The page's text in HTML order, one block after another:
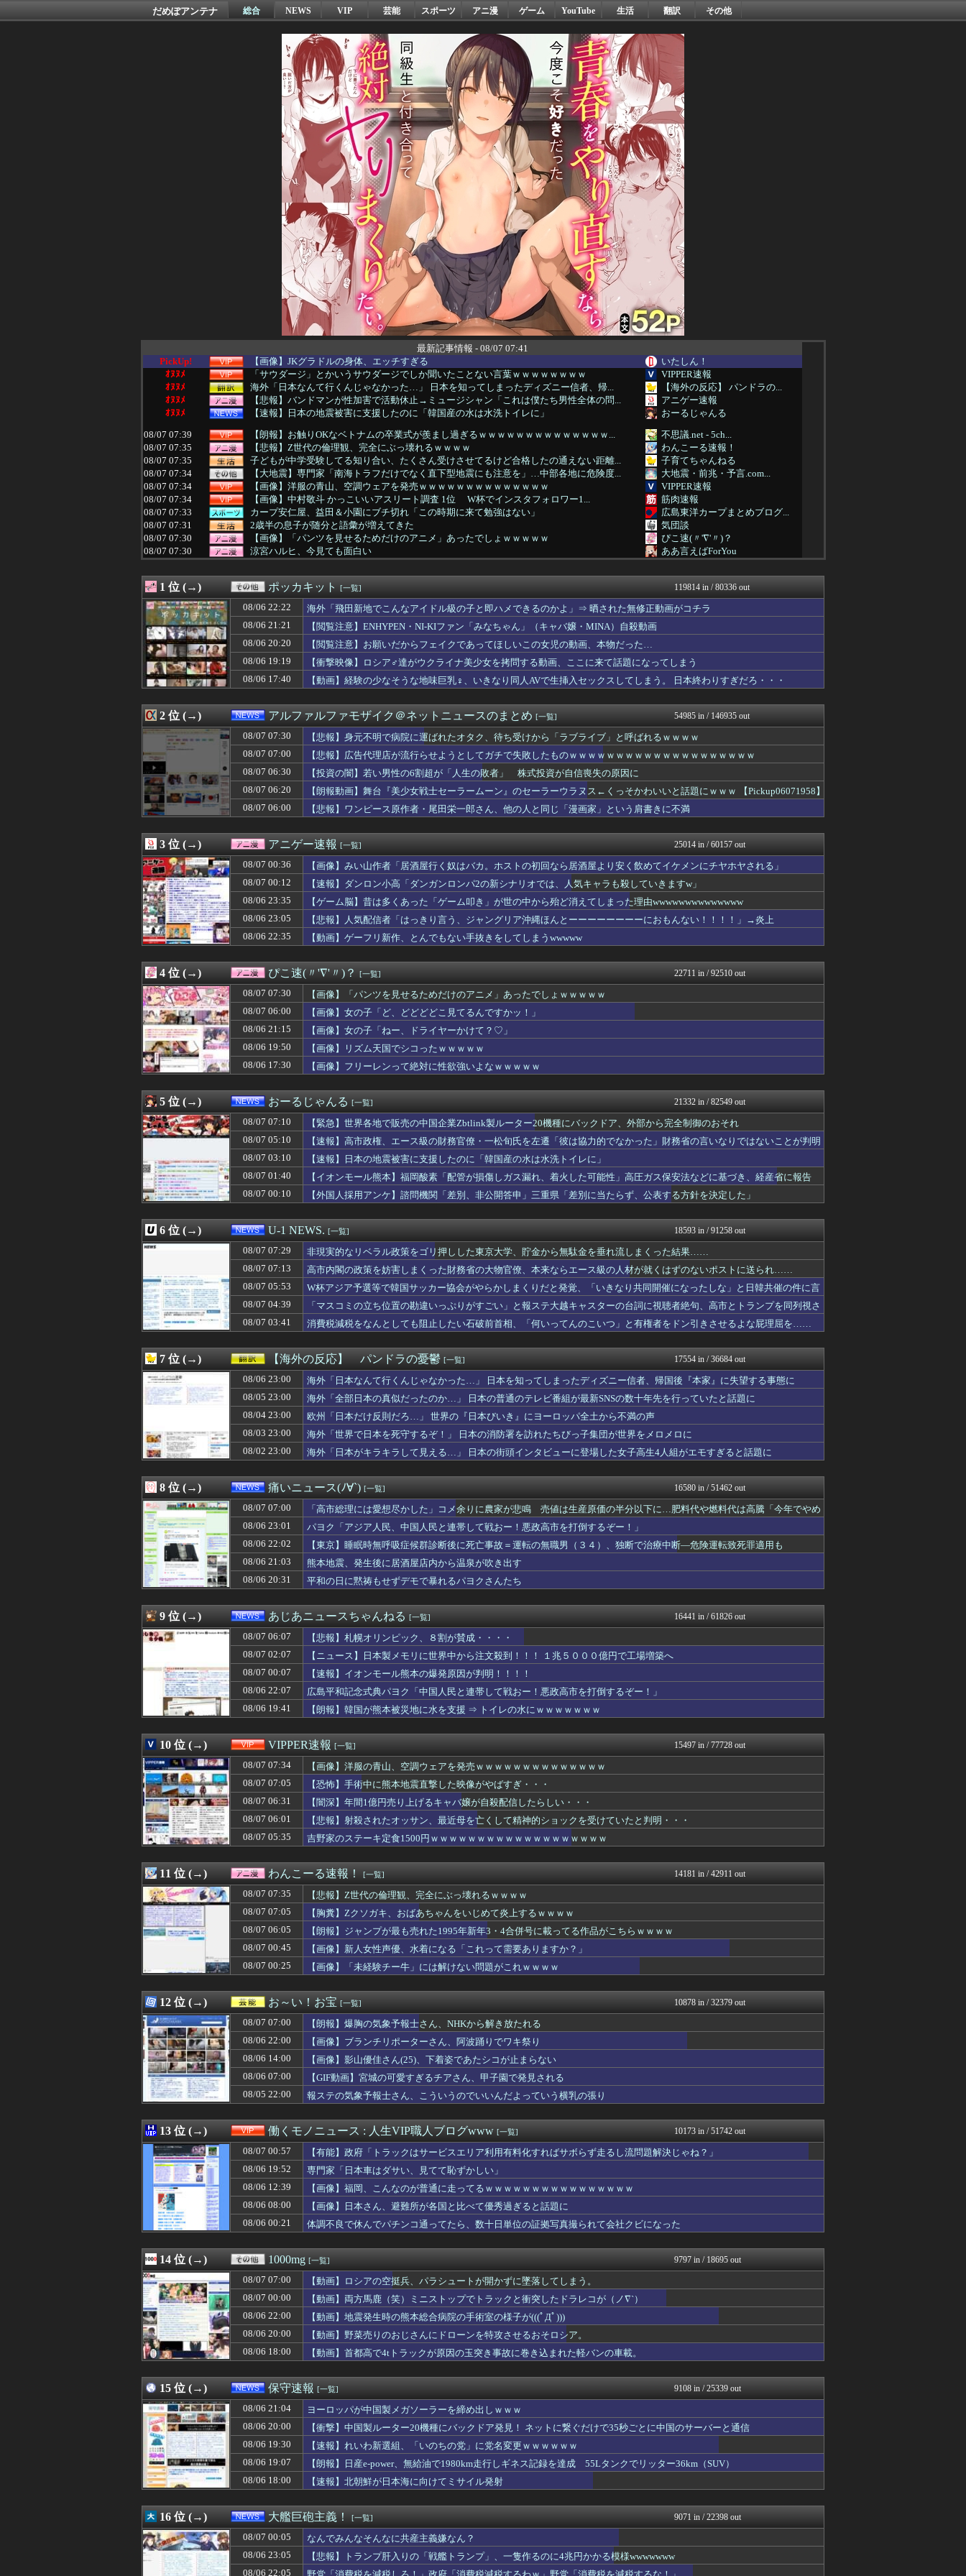
だめぽアンテナ 総合 NEWS VIP 芸能 スポーツ アニ漫 ゲーム YouTube 生活 翻訳 その他
最新記事情報 - 08/07 07:41
PickUp!
【画像】JKグラドルの身体、エッチすぎる
いたしん！
ｵﾇﾇﾒ
「サウダージ」とかいうサウダージでしか聞いたことない言葉ｗｗｗｗｗｗｗｗ
VIPPER速報
ｵﾇﾇﾒ
海外「日本なんて行くんじゃなかった…」 日本を知ってしまったディズニー信者、帰...
【海外の反応】 パンドラの...
ｵﾇﾇﾒ
【悲報】バンドマンが性加害で活動休止→ミュージシャン「これは僕たち男性全体の問...
アニゲー速報
ｵﾇﾇﾒ
【速報】日本の地震被害に支援したのに「韓国産の水は水洗トイレに」
おーるじゃんる
08/07 07:39
【朗報】お触りOKなベトナムの卒業式が羨まし過ぎるｗｗｗｗｗｗｗｗｗｗｗｗｗｗ...
不思議.net - 5ch...
08/07 07:35
【悲報】Z世代の倫理観、完全にぶっ壊れるｗｗｗｗ
わんこーる速報！
08/07 07:35
子どもが中学受験してる知り合い、たくさん受けさせてるけど合格したの通えない距離...
子育てちゃんねる
08/07 07:34
【大地震】専門家「南海トラフだけでなく直下型地震にも注意を」…中部各地に危険度...
大地震・前兆・予言.com...
08/07 07:34
【画像】洋服の青山、空調ウェアを発売ｗｗｗｗｗｗｗｗｗｗｗｗｗｗ
VIPPER速報
08/07 07:34
【画像】中村敬斗 かっこいいアスリート調査 1位 W杯でインスタフォロワー1...
筋肉速報
08/07 07:33
カープ安仁屋、益田＆小園にブチ切れ「この時期に来て勉強はない」
広島東洋カープまとめブログ...
08/07 07:31
2歳半の息子が随分と語彙が増えてきた
気団談
08/07 07:30
【画像】「パンツを見せるためだけのアニメ」あったでしょｗｗｗｗｗ
ぴこ速(〃'∇'〃)？
08/07 07:30
涼宮ハルヒ、今見ても面白い
ああ言えばForYou
08/07 07:30
【デレマス】和久井留美「夢を作って、いつか遊んで」
プロデューサーさんっ！SS...
08/07 07:30
【画像】本田望結の妹、本田望結より実ってしまうｗｗｗｗｗｗｗｗ
ラビット速報
08/07 07:30
【悲報】身元不明で病院に運ばれたオタク、待ち受けから「ラブライブ」と呼ばれるｗ...
アルファルファモザイク＠ネ...
08/07 07:30
女性セブンにイケメン棋士”S6”が登場 渡辺明九段大激怒😤👎👎
2ch名人
08/07 07:29
非現実的なリベラル政策をゴリ押しした東京大学、貯金から無駄金を垂れ流しまくった...
08/07 07:29
イオンモール熊本の爆発「配管が損傷しガス漏れ、着火した可能性」福岡酸素、経産省...
08/07 07:28
インドネシア「高速鉄道！」中国「大赤字！」インドネシア「運営会社の株式購入！（...
/)；｀ω´)＜国家総動...
08/07 07:27
【悲報】なろう系のせいでアニメ後進国になったと言っても過言じゃない
異世界転生まとめ速報
08/07 07:26
【悲報】 TUBE、ついに通じない世代が現れる
ゴールデンタイムズ
08/07 07:25
【驚愕】看護師(若い女)にチ○コ拭かれたらｗｗｗｗｗｗｗwwww
バズッター速報
08/07 07:20
「歴代で最も偉大なバスケ選手は誰か？」アンケートでマイケル・ジョーダンが圧倒的...
バスケまとめ・COM
08/07 07:20
ランプ肝入りの「戦艦トランプ」、一隻作るのに4兆円かかる模様wwwwwww
08/07 07:19
【画像】元NMBアイドルさん、表情もカラダもS♡X女になってしまうｗｗｗ
じわ速 芸能ニュースまとめ
08/07 07:15
意識高い系のラーメン行ったら無茶苦茶だった...
まとめCUP
08/07 07:13
高市内閣の政策を妨害しまくった財務省の大物官僚、本来ならエース級の人材が就くは...
08/07 07:12
従妹が現行犯逮捕された。従妹はYouTubeの企画をマネをして「別れさせごっこ...
浮気ちゃんねる
08/07 07:12
【衝撃】きゃりーぱみゅぱみゅ、うっかり本名を告白してしまう！！！！！
NEWSまとめもりー｜2c...
08/07 07:12
【仮面ライダーマイス】「DXマイスドライバー」など、玩具の予約受付が開始！！プ...
ヒーローNEWS
08/07 07:11
二軍で無双状態の山川穂高が一軍に上がれない理由
鷹速@ホークスまとめブログ
08/07 07:11
【画像】いしかわじゅんの反戦漫画、意味不明すぎる…ネット「量産型左翼の最底辺み...
モナニュース
08/07 07:10
「ファンタ」というオッサンになると飲めなくなる飲料
なんじぇいスタジアム＠なん...
08/07 07:10
【緊急】世界各地で販売の中国企業Zbtlink製ルーター20機種にバックドア、...
おーるじゃんる
08/07 07:09
【画像】えちえちアラサー女性さん、公衆の面前でドエッチな露出を致してしまうｗｗ...
なんJミュージアム
08/07 07:09
【画像】富裕層が食べてる「恵方巻」がこちらwwwwwwwwwwwww
ぶる速-VIP
08/07 07:09
【画像あり】剛力彩芽さんの現在の姿、エッッッッッッッッッッッッ！
不思議.net - 5ch...
08/07 07:09
【ついに最終日！】先斗寧が魅せるマイクラの軌跡と感動のフィナーレ！
トレンドの通り道
08/07 07:08
BYDの軽EVラッコ、補助金たった15万円…日本法人社長「何をすれば評価が上が...
08/07 07:07
ロシア、ウクライナの大規模通販倉庫を攻撃…ワイルドベリーズへの報復！
軍事・ミリタリー速報☆彡
08/07 07:06
日本「沖縄県知事選（9月」沖縄県「辺野古転覆事件」日教組「同志社批判！（社民系...
/)；｀ω´)＜国家総動...
08/07 07:06
不倫相手の子を産んだ姉の病室で元彼と不倫相手夫婦が取っ組み合いになった。すると...
08/07 07:05
韓国人「悲報：サッカー協会の審判への性接待が事実の場合、国際試合の出場権を完全...
海外トークログ
08/07 07:05
【画像】書道甲子園とかいうお○ぱい見放題の大会ｗｗｗｗｗｗｗ
08/07 07:05
【恐怖】手術中に熊本地震直撃した映像がやばすぎ・・・
08/07 07:05
【胸糞】Zクソガキ、おばあちゃんをいじめて炎上するｗｗｗｗ
08/07 07:04
【画像】新人声優さん、水着になる「これって需要ありますか？」
おたくみくす 声優まとめ
08/07 07:03
【動画】エッチなJCの修行見つかる
08/07 07:02
※【ガンダム】高クオリティな1クールと作画荒れありの1年放映ならどっちがいい？
GUNDAM.LOG｜ガン...
08/07 07:02
【画像】「HUNTER×HUNTER」のベンジャミン王子、強化系最強説ｗｗｗｗ
最強ジャンプ放送局
08/07 07:01
シカホワ村上宗隆、通訳なしで普通に会話。コーチ「今10段階で6ぐらい。来た時は...
なんJ PRIDE
08/07 07:01
【ウマ娘】ピスゴルってみんな幼稚園児設定だから興奮するよね
うまぴょいチャンネル -ウ...
不動産ファンド「みんなで大家さん」が約2881億円の債務超過 分配金の支払い停...
資格ちゃんねる
08/07 07:01
【ウマ娘】胸のデカイ合法ウマ娘とかそりゃ国関係なく人気出るわな
08/07 07:00
【画像】いい天気だから高ボッチに行って来たった
登山ちゃんねる
08/07 07:00
【ホロライブ】りりーか、リグゼコーチから実家スーパーのフルーツ盛り合わせをもら...
VTuberNews
08/07 07:00
【艦これ】ヴァトールはなんて呼べばいいんだろうね
艦これ速報 艦隊これくしょ...
08/07 07:00
ついに国産リアルヒューマノイドｷﾀ━━━━━━(ﾟ∀ﾟ)━━━━━━ !!!!...
08/07 07:00
世界の「変わった自動販売機」を貼っていく【珍百景】
哲学ニュースnwk
08/07 07:00
【動画】ロシアの空挺兵、パラシュートが開かずに墜落してしまう。
1000mg
【朗報】佐倉綾音さん、やはりデカかった・・・
ぐら速 -声優まとめ速報-
08/07 07:00
金村美玖さんのスレンダーBODYガチでエグいって・・・ガチでエグいって・・・
乃木通 乃木坂46櫻坂46...
08/07 07:00
【物議】「Bが来るならもう付き合えない」呼んでない集まりに迷惑仲間を連れてくる...
修羅場まとめ速報
08/07 07:00
【日向坂46】まさかの事実が... 正源司陽子、あのトラブルについて言及
日向坂46まとめもり～
08/07 07:00
モラハラ父に耐え続け、能面のようになった母。娘の私が『自分の幸せを考えて』と伝...
渡る世間はキチばかり - ...
08/07 07:00
「俺の事好きだよね？」と頻繁に確認してくる旦那がうざい。結婚してもう６年にもな...
すまいる(^-^)ぶろぐ
08/07 07:00
【悲報】広告代理店が流行らせようとしてガチで失敗したものｗｗｗｗｗｗｗｗｗｗｗ...
アルファルファモザイク＠ネ...
08/07 07:00
【動画】ピザを食う松本まりかさん、なんかヤバい
08/07 07:00
海外「コーヒー1杯が6ドルって何なんだ、レシートを二度見した」値上げで買うのを...
Ask Reddit まと...
08/07 07:00
【ウマ娘】スキポが増えてきた反面、面倒になったこともある
ウマ娘うまぴょい速報
08/07 07:00
【朗報】韓国人「日本のワンルーム、台所まで徒歩30秒」
ニチカン！
【朗報】爆胸の気象予報士さん、NHKから解き放たれる
08/07 06:58
≠ME『313,813』 櫻坂46『251,590』←これ
乃木坂46まとめ 乃木りん...
08/07 06:57
【金利上昇】年24万円負担増 30代住宅ローンで、内閣府試算
かせまと！
08/07 06:57
年収1500万の父が退職。父「退職金も渡したよな？」母「貯金なんてないよー」父...
素敵な鬼女様
08/07 06:56
Y’sが新アンダーウェアコレクション「UNDER Y’...
ファ板速報
08/07 06:55
実家の母が作るキュウリのからし漬けが大好きで
08/07 06:55
中国製ルーター20機種にバックドア、外部から完全制御のおそれ [8/6]
国難にあってもの申す！！
08/07 06:53
【悲報】冨安さんのクリスタルパレス移籍…まだ確定ではなかったｗｗｗｗｗ
08/07 06:53
岡本和真の打率.229
なんじぇいスタジアム＠なん...
08/07 06:52
侍戦士、井端を酷評「競馬の話以外は会話がなく意思疎通ができなかった」大谷「マジ...
フィルダースチョイス
08/07 06:51
【海外の反応】今永昇太のユーモアが全米を笑わす【MLB】
08/07 06:50
【怒り】新婚で旦那の浮気発覚！ホテル代ケチって自宅連れ込み…その結果がヤバいｗ...
キスログ
08/07 06:50
なぜ韓国にはキム姓が多いのか…韓国の姓は250、日本は30万…歴史的背景を米学...
国難にあってもの申す！！
08/07 06:47
【画像】海岸にヒグマがいたので、遠方だけどPixelの100倍ズームで頑張って...
スマブラ屋さん | スマブ...
08/07 06:46
財務省のエース、左遷
なんJ PRIDE
08/07 06:45
ガルシア、たった2試合で去年1年間のラモヘルを超えてしまう
逮捕案件だろ 〜 パヨク「アジア人民、中国人民と連帯して戦おー！悪政高市を打倒...
反日愚国 恨寓瘻
大阪府の最低賃金、1231円にｗｗｗｗ
なんじぇいスタジアム＠なん...
08/07 06:40
【お寿司】一番お寿司が美味しいと思うスーパー 3位『ヤオコー』 2位『イオン』...
08/07 06:40
【画像】村重杏奈さん(30)のおつぱいが凄いwwwwwwwwwwww
08/07 06:40
【画像】えちえちJKがお◯ぱい見せてくれたｗｗｗwｗｗｗｗｗｗｗｗ❤
なんJミュージアム
08/07 06:40
中国の「レアアース武器化」が裏目に、世界で重レアアース供給網の構築が加速
にゅーすアルー！
08/07 06:39
【衝撃】愛知の半グレ、怖すぎる⇒ｗｗｗｗ（※画像あり）
不思議.net - 5ch...
08/07 06:39
パートしているスーパーで万引き団が、子供を同じ幼稚園に通わせてるママ３人組だっ...
奥様は鬼女-DQN返しまと...
08/07 06:39
私「血まみれで何してるんですか！？」婆さん「腕が抜けないのよ…助けて！」→帰宅...
08/07 06:33
独身女子(38)「お腹をナデナデする妊婦がウザイ💢それ自慢なの？💢💢💢」
08/07 06:33
【画像】ギャルの尻ｗｗｗｗ
いたしん！
08/07 06:33
【ｼｺ注意】合コンでお持ち帰りした変態女のマ◯コに亀頭だけ突っ込んで寝たフリし...
08/07 06:32
中国の最新スマホ遂に9070mAh（そこらの最新スマホの約2倍）のバッテリーを...
ガジェット2ch
08/07 06:32
Forbes「ロブロックス株価70％急落でXboxに千載一遇の好機到来」
mutyunのゲーム+αブ...
08/07 06:31
【画像】村重杏奈さん(30)のお乳房がコチラwwwwwwwwwwww
BIPブログ
08/07 06:31
【闇深】年間1億円売り上げるキャバ嬢が自殺配信したらしい・・・
VIPPER速報
08/07 06:30
【動画】熊本地震発生時の手術室の様子が公開される
ガハろぐNewsヽ(･ω･...
08/07 06:30
【事実か！？】職場不倫が多すぎる理由がマジでヤバイｗｗｗｗ
08/07 06:30
パラノマサイトっていうゲームを2作連続クリアした
08/07 06:30
韓国、サッカーW杯予選で審判を性接待して買収していたことが判明！ 何と日本も巻...
かんにゅー -韓国の反応-
08/07 06:30
【海外の反応】なぜ日本の軽トラックはアメリカのピックアップトラックの代わりにな...
JDM速報 海外の反応
【投資の闇】若い男性の6割超が「人生の敗者」 株式投資が自信喪失の原因に
【99円】『心霊探偵八雲』 『万能鑑定士Ｑの事件簿』 『東京レイヴンズ』など...
08/07 06:30
【サッカー】ウガンダサッカー界に衝撃 若き主将が死去 携帯電話強盗に抵抗した末...
フットボール速報
08/07 06:29
クレママ「庭にあるバウンサーちょうだい！」私「犬が使ってるから無理です」→断っ...
修羅場ハザード -復讐・D...
08/07 06:27
【画像】松本人志さん、大勢の若いファンに囲まれてご満悦・・・
ぶる速-VIP
08/07 06:25
【悲報】パパ活でセッ○スしてきた結果ｗｗｗｗｗｗｗｗwwww
08/07 06:25
【速報】ワンピースの「世界に5種しかない飛行能力」発言の謎が解けるWWW
08/07 06:25
【朗報】直近6試合のジャイアンツ松本剛さんの打撃成績WWWWWWWWWWWWW...
なんじぇいスタジアム＠なん...
08/07 06:24
店員さんにタメ口するやつｗｗｗｗｗｗｗｗｗｗｗｗｗｗｗｗｗｗｗｗｗｗｗｗ
まとめたニュース
08/07 06:22
シングルファーザーワイ、子供の担任と朝を迎える
08/07 06:21
アルゼンチンのファン、W杯決勝の再試合を求める署名活動を開始ｗｗｗ
08/07 06:20
【朗報動画】舞台『美少女戦士セーラームーン』のセーラーウラヌス←くっそかわいい...
アルファルファモザイク＠ネ...
08/07 06:18
【画像】田中みな実さんの妊娠後の胸がヤバいことになってる
アナ速‐女子アナ画像速報
08/07 06:18
【衝撃】イギリス、タバコ販売禁止法案が可決されるｗｗｗｗｗ
NEWSぽけまとめーる
08/07 06:18
「貰ったなら、その日傘は私が貰って あ げ る」とＡさん。息子に買ってもらえよ...
奥様は鬼女-DQN返しまと...
08/07 06:18
【質問】ゴールデンに冠番組を持つ女アイドルがいないのは何故なのか？
08/07 06:16
【ドジャース6連敗】大谷翔平25号26号ホームランｗｗｗｗｗｗｗｗ
なんJ PRIDE
08/07 06:15
行方不明になった子の名前が「大和」だと知った。その名前について考えた結果、ネッ...
鬼女の宅配便 - 修羅場・...
08/07 06:15
嫁と子作り中なんだけどこうなるwww
08/07 06:13
2027年4月に食料品の消費税1％に減税､店頭価格を変えない店も｢利益がほとん...
理想ちゃんねる
08/07 06:13
韓国人「熊本地震発生時の病院手術中に突然の大揺れが凄まじい状況だ」
ハウメニージャパン！
08/07 06:12
【速報】影山優佳（25）、『爆弾発言』キタァアアアアアーーーーー！！
NEWSまとめもりー｜2c...
08/07 06:12
【悲報】韓国サッカー 国際試合で審判買収(性接待)をしてた模様wwwwwwww...
なんじぇいスタジアム＠なん...
08/07 06:12
予定より早めに家に帰宅。リビングに「裸の嫁」と男がいた。まさかの不倫現場に遭遇...
浮気ちゃんねる
08/07 06:12
スタンミ「ジャングリア行ってきたんだけどほんとーーーにおもんない！！！！」
08/07 06:11
片山さつき（67）ちゃんの防災服ｗｗｗｗｗｗｗｗｗｗｗｗｗｗｗｗｗｗｗ（画像あ...
08/07 06:10
【賛否両論】バツイチ子連れの私、彼氏が結婚を拒む理由がコレｗｗｗｗｗ
キスログ
08/07 06:10
【画像】Amazon配達員、ブチギレる・・・・・
スコールちゃんねる｜２ちゃ...
08/07 06:10
【画像】女優・夏菜、ロンハーで無防備パンチラ
08/07 06:10
【衝撃】21歳女が17歳のセイトの赤ちゃん妊娠→その理由がこれｗｗｗｗ
08/07 06:09
【8月7日発売決定】待望の新作がついに登場！ホロライブメンバーたちが熱い戦いを...
トレンドの通り道
08/07 06:09
【画像】ニートワイが親に送ったブチギレLINEがこちら ぶる速-VIP
1 位 (→) ポッカキット [一覧] 119814 in / 80336 out
08/06 22:22
海外「飛田新地でこんなアイドル級の子と即ハメできるのかよ」⇒ 晒された無修正動画がコチラ
08/06 21:21
【閲覧注意】ENHYPEN・NI-KIファン「みなちゃん」（キャバ嬢・MINA）自殺動画
08/06 20:20
【閲覧注意】お願いだからフェイクであってほしいこの女児の動画、本物だった…
08/06 19:19
【衝撃映像】ロシア♂達がウクライナ美少女を拷問する動画、ここに来て話題になってしまう
08/06 17:40
【動画】経験の少なそうな地味巨乳♀、いきなり同人AVで生挿入セックスしてしまう。 日本終わりすぎだろ・・・
2 位 (→) アルファルファモザイク＠ネットニュースのまとめ [一覧] 54985 in / 146935 out
08/07 07:30
【悲報】身元不明で病院に運ばれたオタク、待ち受けから「ラブライブ」と呼ばれるｗｗｗｗ
08/07 07:00
【悲報】広告代理店が流行らせようとしてガチで失敗したものｗｗｗｗｗｗｗｗｗｗｗｗｗｗｗｗｗｗｗｗ
08/07 06:30
【投資の闇】若い男性の6割超が「人生の敗者」 株式投資が自信喪失の原因に
08/07 06:20
【朗報動画】舞台『美少女戦士セーラームーン』のセーラーウラヌス←くっそかわいいと話題にｗｗｗ 【Pickup06071958】
08/07 06:00
【悲報】ワンピース原作者・尾田栄一郎さん、他の人と同じ「漫画家」という肩書きに不満
3 位 (→) アニゲー速報 [一覧] 25014 in / 60157 out
08/07 00:36
【画像】みい山作者「居酒屋行く奴はバカ。ホストの初回なら居酒屋より安く飲めてイケメンにチヤホヤされる」
08/07 00:12
【速報】ダンロン小高「ダンガンロンパ2の新シナリオでは、人気キャラも殺していきますw」
08/06 23:35
【ゲーム脳】昔は多くあった「ゲーム叩き」が世の中から殆ど消えてしまった理由wwwwwwwwwwwwww
08/06 23:05
【悲報】人気配信者「はっきり言う、ジャングリア沖縄ほんとーーーーーーーーにおもんない！！！！」→炎上
08/06 22:35
【動画】ゲーフリ新作、とんでもない手抜きをしてしまうwwwww
4 位 (→) ぴこ速(〃'∇'〃)？ [一覧] 22711 in / 92510 out
08/07 07:30
【画像】「パンツを見せるためだけのアニメ」あったでしょｗｗｗｗｗ
08/07 06:00
【画像】女の子「ど、どどどどこ見てるんですかッ！」
08/06 21:15
【画像】女の子「ねー、ドライヤーかけて？♡」
08/06 19:50
【画像】リズム天国でシコったｗｗｗｗｗ
08/06 17:30
【画像】フリーレンって絶対に性欲強いよなｗｗｗｗｗ
5 位 (→) おーるじゃんる [一覧] 21332 in / 82549 out
08/07 07:10
【緊急】世界各地で販売の中国企業Zbtlink製ルーター20機種にバックドア、外部から完全制御のおそれ
08/07 05:10
【速報】高市政権、エース級の財務官僚・一松旬氏を左遷「彼は協力的でなかった」財務省の言いなりではないことが判明
08/07 03:10
【速報】日本の地震被害に支援したのに「韓国産の水は水洗トイレに」
08/07 01:40
【イオンモール熊本】福岡酸素「配管が損傷しガス漏れ、着火した可能性」高圧ガス保安法などに基づき、経産省に報告
08/07 00:10
【外国人採用アンケ】諮問機関「差別、非公開答申」三重県「差別に当たらず、公表する方針を決定した」
6 位 (→) U-1 NEWS. [一覧] 18593 in / 91258 out
08/07 07:29
非現実的なリベラル政策をゴリ押しした東京大学、貯金から無駄金を垂れ流しまくった結果……
08/07 07:13
高市内閣の政策を妨害しまくった財務省の大物官僚、本来ならエース級の人材が就くはずのないポストに送られ……
08/07 05:53
W杯アジア予選等で韓国サッカー協会がやらかしまくりだと発覚、「いきなり共同開催になったしな」と日韓共催の件に言
及する声も……
08/07 04:39
「マスコミの立ち位置の勘違いっぷりがすごい」と報ステ大越キャスターの台詞に視聴者絶句、高市とトランプを同列視さ
せようという思惑がひしひしと
08/07 03:41 消費税減税をなんとしても阻止したい石破前首相、「何いってんのこいつ」と有権者をドン引きさせるよな屁理屈を……
7 位 (→) 【海外の反応】 パンドラの憂鬱 [一覧] 17554 in / 36684 out
08/06 23:00
海外「日本なんて行くんじゃなかった…」 日本を知ってしまったディズニー信者、帰国後『本家』に失望する事態に
08/05 23:00
海外「全部日本の真似だったのか…」 日本の普通のテレビ番組が最新SNSの数十年先を行っていたと話題に
08/04 23:00
欧州「日本だけ反則だろ…」 世界の『日本びいき』にヨーロッパ全土から不満の声
08/03 23:00
海外「世界で日本を死守するぞ！」 日本の消防署を訪れたちびっ子集団が世界をメロメロに
08/02 23:00
海外「日本がキラキラして見える…」 日本の街頭インタビューに登場した女子高生4人組がエモすぎると話題に
8 位 (→) 痛いニュース(ﾉ∀`) [一覧] 16580 in / 51462 out
08/07 07:00
「高市総理には愛想尽かした」コメ余りに農家が悲鳴 売値は生産原価の半分以下に…肥料代や燃料代は高騰「今年でやめ
る」農家も
08/06 23:01
パヨク「アジア人民、中国人民と連帯して戦おー！悪政高市を打倒するぞー！」
08/06 22:02
【東京】睡眠時無呼吸症候群診断後に死亡事故＝運転の無職男（３４）、独断で治療中断―危険運転致死罪適用も
08/06 21:03
熊本地震、発生後に居酒屋店内から温泉が吹き出す
08/06 20:31
平和の日に黙祷もせずデモで暴れるパヨクさんたち
9 位 (→) あじあニュースちゃんねる [一覧] 16441 in / 61826 out
08/07 06:07
【悲報】札幌オリンピック、８割が賛成・・・・
08/07 02:07
【ニュース】日本製メモリに世界中から注文殺到！！！ １兆５０００億円で工場増築へ
08/07 00:07
【速報】イオンモール熊本の爆発原因が判明！！！！
08/06 22:07
広島平和記念式典パヨク「中国人民と連帯して戦おー！悪政高市を打倒するぞー！」
08/06 19:41
【朗報】韓国が熊本被災地に水を支援 ⇒ トイレの水にｗｗｗｗｗｗｗ
10 位 (→) VIPPER速報 [一覧] 15497 in / 77728 out
08/07 07:34
【画像】洋服の青山、空調ウェアを発売ｗｗｗｗｗｗｗｗｗｗｗｗｗｗ
08/07 07:05
【恐怖】手術中に熊本地震直撃した映像がやばすぎ・・・
08/07 06:31
【闇深】年間1億円売り上げるキャバ嬢が自殺配信したらしい・・・
08/07 06:01
【悲報】射殺されたオッサン、最近母を亡くして精神的ショックを受けていたと判明・・・
08/07 05:35
吉野家のステーキ定食1500円ｗｗｗｗｗｗｗｗｗｗｗｗｗｗｗｗｗｗｗ
11 位 (→) わんこーる速報！ [一覧] 14181 in / 42911 out
08/07 07:35
【悲報】Z世代の倫理観、完全にぶっ壊れるｗｗｗｗ
08/07 07:05
【胸糞】Zクソガキ、おばあちゃんをいじめて炎上するｗｗｗｗ
08/07 06:05
【朗報】ジャンプが最も売れた1995年新年3・4合併号に載ってる作品がこちらｗｗｗｗ
08/07 00:45
【画像】新人女性声優、水着になる「これって需要ありますか？」
08/07 00:25
【画像】「未経験チー牛」には解けない問題がこれｗｗｗｗ
12 位 (→) お～い！お宝 [一覧] 10878 in / 32379 out
08/07 07:00
【朗報】爆胸の気象予報士さん、NHKから解き放たれる
08/06 22:00
【画像】ブランチリポーターさん、阿波踊りでワキ祭り
08/06 14:00
【画像】影山優佳さん(25)、下着姿であたシコが止まらない
08/06 07:00
【GIF動画】宮城の可愛すぎるチアさん、甲子園で発見される
08/05 22:00
報ステの気象予報士さん、こういうのでいいんだよっていう横乳の張り
13 位 (→) 働くモノニュース : 人生VIP職人ブログwww [一覧] 10173 in / 51742 out
08/07 00:57
【有能】政府「トラックはサービスエリア利用有料化すればサボらず走るし流問題解決じゃね？」
08/06 19:52
専門家「日本車はダサい、見てて恥ずかしい」
08/06 12:39
【画像】福岡、こんなのが普通に走ってるｗｗｗｗｗｗｗｗｗｗｗｗｗｗｗｗ
08/06 08:00
【画像】日本さん、避難所が各国と比べて優秀過ぎると話題に
08/06 00:21
体調不良で休んでパチンコ通ってたら、数十日単位の証拠写真撮られて会社クビになった
14 位 (→) 1000mg [一覧] 9797 in / 18695 out
08/07 07:00
【動画】ロシアの空挺兵、パラシュートが開かずに墜落してしまう。
08/07 00:00
【動画】両方馬鹿（笑）ミニストップでトラックと衝突したドラレコが（ノ∇`）
08/06 22:00
【動画】地震発生時の熊本総合病院の手術室の様子が(((ﾟДﾟ)))
08/06 20:00
【動画】野菜売りのおじさんにドローンを特攻させるおそロシア。
08/06 18:00
【動画】首都高で4tトラックが原因の玉突き事故に巻き込まれた軽バンの車載。
15 位 (→) 保守速報 [一覧] 9108 in / 25339 out
08/06 21:04
ヨーロッパが中国製メガソーラーを締め出しｗｗｗ
08/06 20:00
【衝撃】中国製ルーター20機種にバックドア発見！ ネットに繋ぐだけで35秒ごとに中国のサーバーと通信
08/06 19:30
【速報】れいわ新選組、「いのちの党」に党名変更ｗｗｗｗｗｗ
08/06 19:07
【朗報】日産e-power、無給油で1980km走行しギネス記録を達成 55Lタンクでリッター36km（SUV）
08/06 18:00
【速報】北朝鮮が日本海に向けてミサイル発射
16 位 (→) 大艦巨砲主義！ [一覧] 9071 in / 22398 out
08/07 00:05
なんでみんなそんなに共産主義嫌なん？
08/06 23:05
【悲報】トランプ肝入りの「戦艦トランプ」、一隻作るのに4兆円かかる模様wwwwwww
08/06 22:05